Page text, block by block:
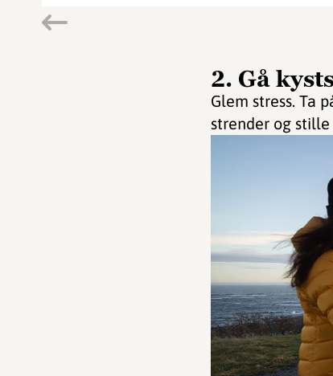
2. Gå
Glem stress. Ta
strender og